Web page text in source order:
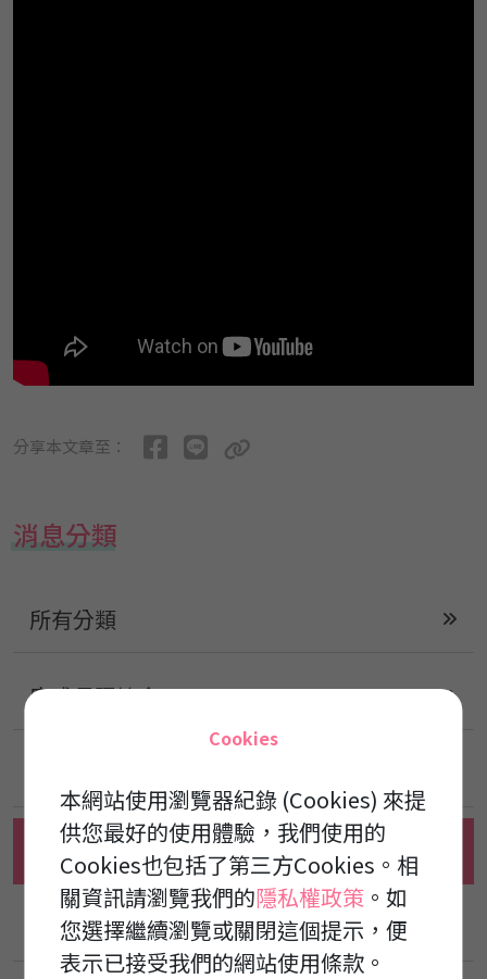
消息分類
所有分類
康成長照協會
泰祥綜合長照機構
安康養護之家
分享本文章至：
Cookies
本網站使用瀏覽器紀錄 (Cookies) 來提
供您最好的使用體驗，我們使用的
Cookies也包括了第三方Cookies。相
關資訊請瀏覽我們的隱私權政策 。如
您選擇繼續瀏覽或關閉這個提示，便
表示已接受我們的網站使用條款。